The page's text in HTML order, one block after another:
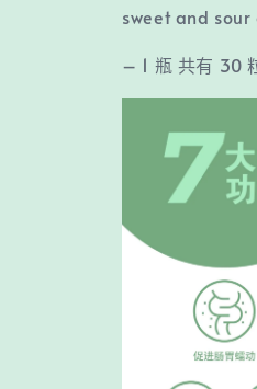
sweet and
– 1 瓶 共有 30